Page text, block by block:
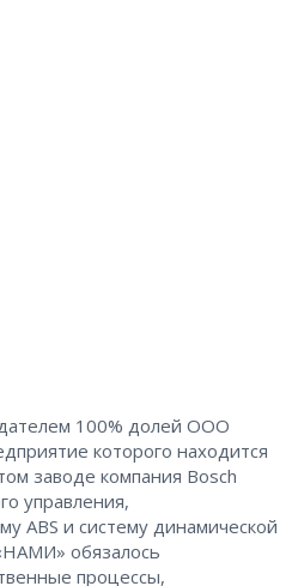
100% долей ООО
которого находится
заводе компания Bosch
управления,
ABS и систему динамической
обязалось
процессы,